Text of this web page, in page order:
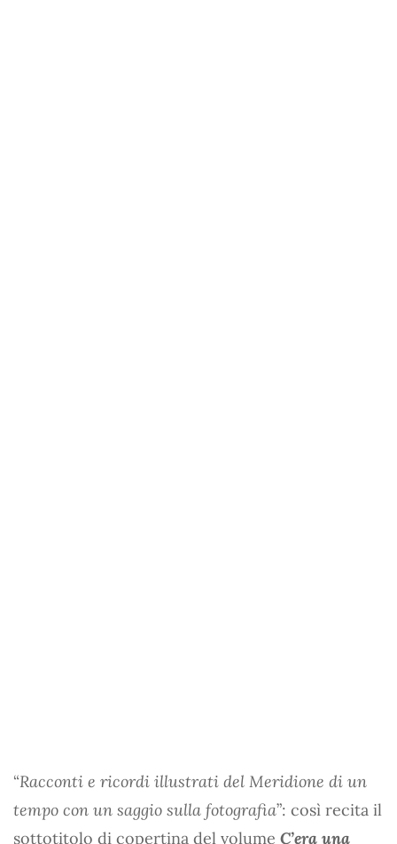
“Racconti e ricordi illustrati del Meridione di un
tempo con un saggio sulla fotografia”: così recita il
sottotitolo di copertina del volume C’era una